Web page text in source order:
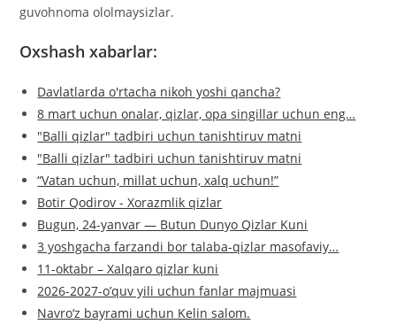
guvohnoma ololmaysizlar.
Oxshash xabarlar:
Davlatlarda o'rtacha nikoh yoshi qancha?
8 mart uchun onalar, qizlar, opa singillar uchun eng…
"Balli qizlar" tadbiri uchun tanishtiruv matni
"Balli qizlar" tadbiri uchun tanishtiruv matni
“Vatan uchun, millat uchun, xalq uchun!”
Botir Qodirov - Xorazmlik qizlar
Bugun, 24-yanvar — Butun Dunyo Qizlar Kuni
3 yoshgacha farzandi bor talaba-qizlar masofaviy…
11-oktabr – Xalqaro qizlar kuni
2026-2027-o’quv yili uchun fanlar majmuasi
Navro‘z bayrami uchun Kelin salom.